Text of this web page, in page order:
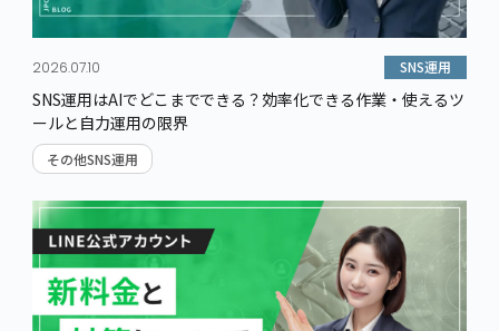
2026.07.10 SNS運用
SNS運用はAIでどこまでできる？効率化できる作業・使えるツ
ールと自力運用の限界
その他SNS運用